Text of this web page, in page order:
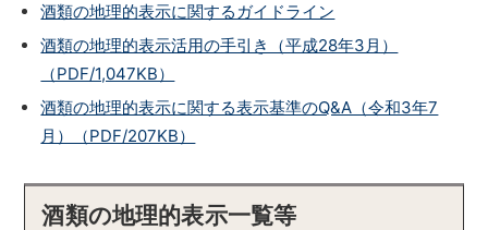
酒類の地理的表示に関するガイドライン
酒類の地理的表示活用の手引き（平成28年3月）
（PDF/1,047KB）
酒類の地理的表示に関する表示基準のQ&A（令和3年7
月）（PDF/207KB）
酒類の地理的表示一覧等